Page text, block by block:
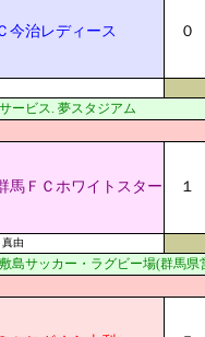
今治レディース ０
ービス. 夢スタジアム
馬ＦＣホワイトスター １
真由
島サッカー・ラグビー場(群馬県